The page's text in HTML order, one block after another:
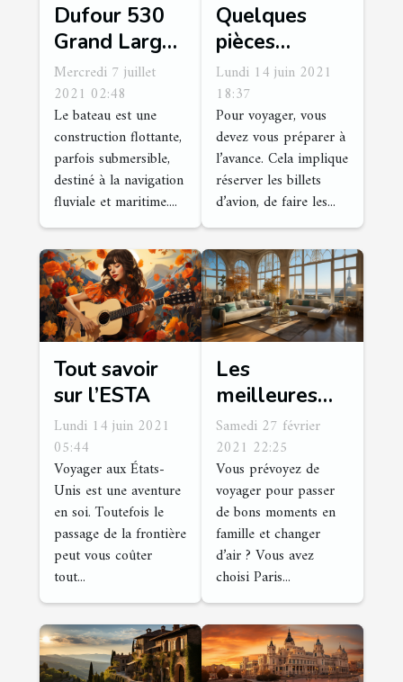
Dufour 530
Grand Large :
que faut-il en
savoir ?
Mercredi 7 juillet
2021 02:48
Le bateau est une
construction flottante,
parfois submersible,
destiné à la navigation
fluviale et maritime....
Quelques
pièces
obligatoires
pour voyager
Lundi 14 juin 2021
18:37
Pour voyager, vous
devez vous préparer à
l’avance. Cela implique
réserver les billets
d’avion, de faire les...
Tout savoir
sur l’ESTA
Lundi 14 juin 2021
05:44
Voyager aux États-
Unis est une aventure
en soi. Toutefois le
passage de la frontière
peut vous coûter
tout...
Les
meilleures
adresses pour
un séjour
réussi à paris
Samedi 27 février
2021 22:25
Vous prévoyez de
voyager pour passer
de bons moments en
famille et changer
d’air ? Vous avez
choisi Paris...